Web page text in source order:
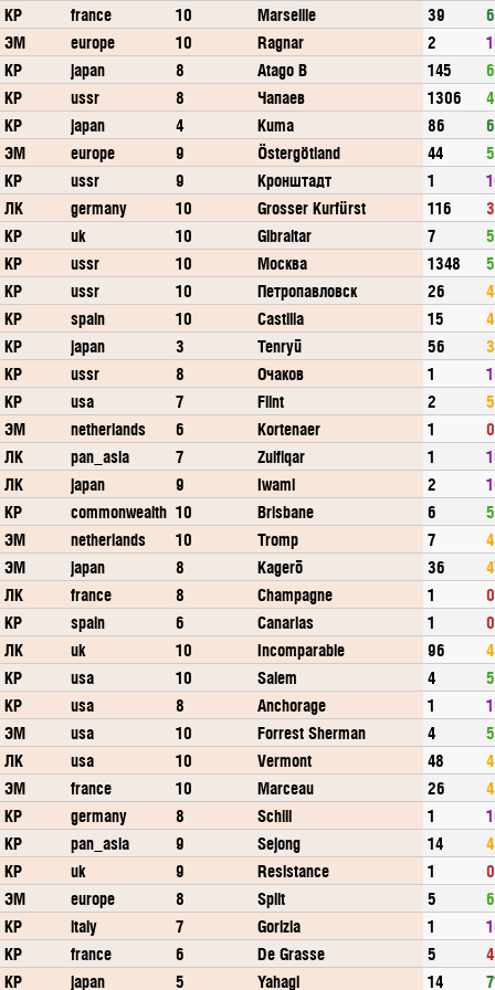
КР france 10 Marseille 39
ЭМ
europe 10 Ragnar 2
КР
japan 8 Atago B 145
КР
ussr 8 Чапаев 1306
КР
japan 4 Kuma 86
ЭМ
europe 9 Östergötland 44
КР
ussr 9 Кронштадт 1
ЛК
germany 10 Grosser Kurfürst 116
КР
uk 10 Gibraltar 7
КР
ussr 10 Москва 1348
КР
ussr 10 Петропавловск 26
КР
spain 10 Castilla 15
КР
japan 3 Tenryū 56
КР
ussr 8 Очаков 1
КР
usa 7 Flint 2
ЭМ
netherlands 6 Kortenaer 1
0
ЛК
pan_asia 7 Zulfiqar 1
ЛК
japan 9 Iwami 2
КР
commonwealth 10 Brisbane 6
ЭМ
netherlands 10 Tromp 7
ЭМ
japan 8 Kagerō 36
ЛК
france 8 Champagne 1
0
КР
spain 6 Canarias 1
0
ЛК
uk 10 Incomparable 96
КР
usa 10 Salem 4
КР
usa 8 Anchorage 1
ЭМ
usa 10 Forrest Sherman 4
ЛК
usa 10 Vermont 48
ЭМ
france 10 Marceau 26
КР
germany 8 Schill 1
КР
pan_asia 9 Sejong 14
КР
uk 9 Resistance 1
0
ЭМ
europe 8 Split 5
КР
italy 7 Gorizia 1
КР
france 6 De Grasse 5
КР
japan 5 Yahagi 14